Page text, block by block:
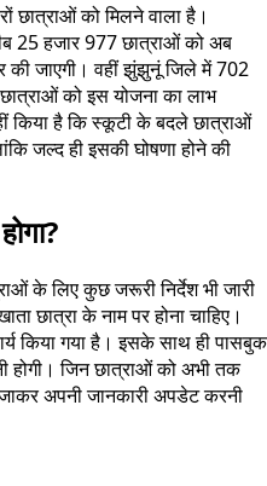
छात्राओं को मिलने वाला है।
25 हजार 977 छात्राओं को अब
की जाएगी। वहीं झुंझुनूं जिले में 702
को इस योजना का लाभ
किया है कि स्कूटी के बदले छात्राओं
जल्द ही इसकी घोषणा होने की
के लिए कुछ जरूरी निर्देश भी जारी
छात्रा के नाम पर होना चाहिए।
किया गया है। इसके साथ ही पासबुक
होगी। जिन छात्राओं को अभी तक
अपनी जानकारी अपडेट करनी